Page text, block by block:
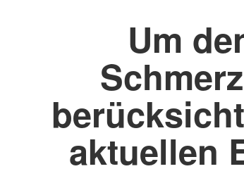
Um
aktuellen